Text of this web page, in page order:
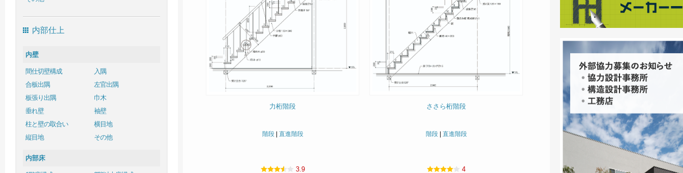
内部仕上
内壁
間仕切壁構成
入隅
合板出隅
左官出隅
板張り出隅
巾木
垂れ壁
袖壁
柱と壁の取合い
横目地
縦目地
その他
内部床
力桁階段
階段| 直進階段
3.9
ささら桁階段
階段| 直進階段
4